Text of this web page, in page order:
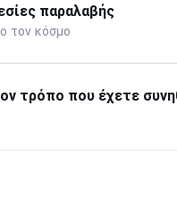
παραλαβής
τον κόσμο
τρόπο που έχετε